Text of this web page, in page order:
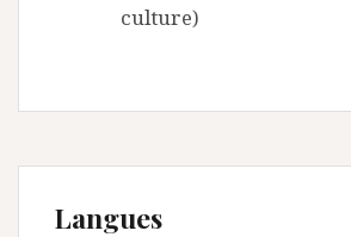
culture)
Langues